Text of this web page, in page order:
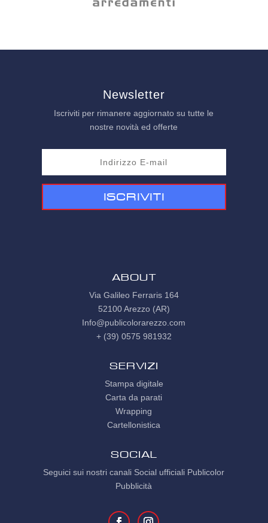
Newsletter
Iscriviti per rimanere aggiornato su tutte le
nostre novità ed offerte
Iscriviti
ABOUT
Via Galileo Ferraris 164
52100 Arezzo (AR)
Info@publicolorarezzo.com
+ (39) 0575 981932
Servizi
Stampa digitale
Carta da parati
Wrapping
Cartellonistica
SOCIAL
Seguici sui nostri canali Social ufficiali Publicolor
Pubblicità